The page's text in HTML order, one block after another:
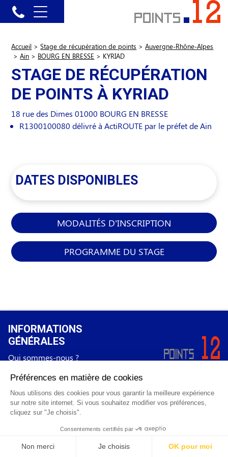
Accueil > Stage de récupération de points > Auvergne-Rhône-Alpes
> Ain > BOURG EN BRESSE > KYRIAD
STAGE DE RÉCUPÉRATION
DE POINTS À KYRIAD
18 rue des Dimes 01000 BOURG EN BRESSE
R1300100080 délivré à ActiROUTE par le préfet de Ain
DATES DISPONIBLES
MODALITÉS D'INSCRIPTION
PROGRAMME DU STAGE
INFORMATIONS
GÉNÉRALES
Qui sommes-nous ?
CGV
Mentions légales
Contact
info@points12.fr